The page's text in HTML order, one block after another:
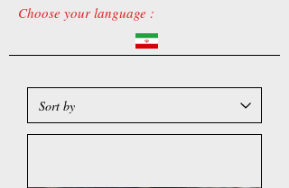
Choose your language :